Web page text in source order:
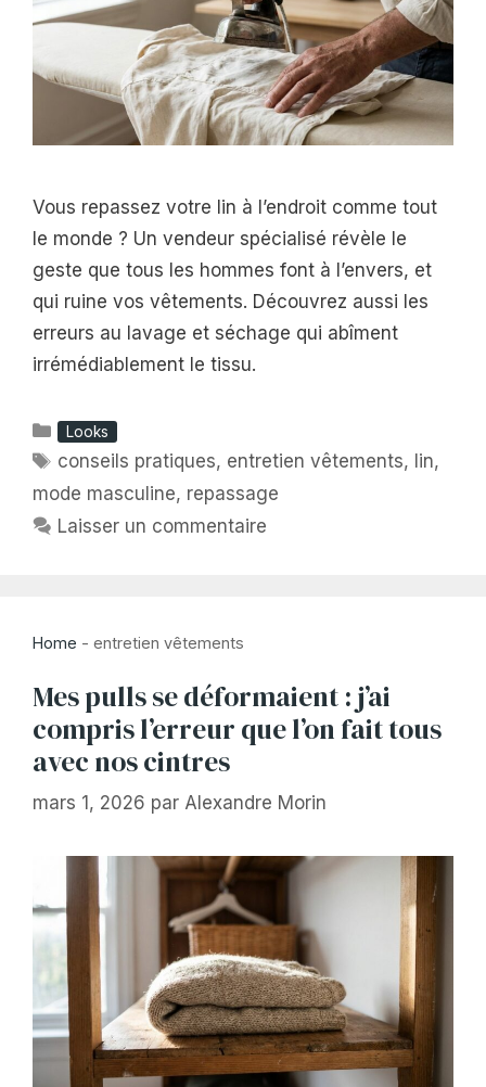
Vous repassez votre lin à l’endroit comme tout
le monde ? Un vendeur spécialisé révèle le
geste que tous les hommes font à l’envers, et
qui ruine vos vêtements. Découvrez aussi les
erreurs au lavage et séchage qui abîment
irrémédiablement le tissu.
Catégories
Looks
Étiquettes
conseils pratiques, entretien vêtements, lin,
mode masculine, repassage
Laisser un commentaire
Home - entretien vêtements
Mes pulls se déformaient : j’ai
compris l’erreur que l’on fait tous
avec nos cintres
mars 1, 2026 par Alexandre Morin